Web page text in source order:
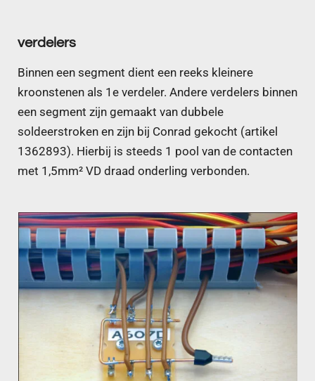
verdelers
Binnen een segment dient een reeks kleinere
kroonstenen als 1e verdeler. Andere verdelers binnen
een segment zijn gemaakt van dubbele
soldeerstroken en zijn bij Conrad gekocht (artikel
1362893). Hierbij is steeds 1 pool van de contacten
met 1,5mm² VD draad onderling verbonden.